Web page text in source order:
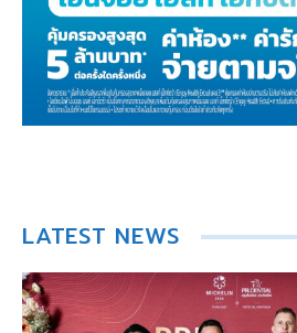
LATEST NEWS